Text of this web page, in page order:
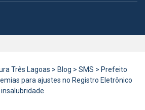
Três Lagoas > Blog > SMS > Prefeito
para ajustes no Registro Eletrônico